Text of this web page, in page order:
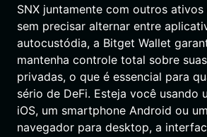
SNX juntamente com outros ativos
sem precisar alternar entre
autocustódia, a Bitget Wallet
mantenha controle total sobre
privadas, o que é essencial para
sério de DeFi. Esteja você usando
iOS, um smartphone Android ou
navegador para desktop, a